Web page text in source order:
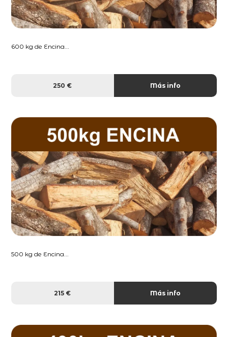
600 kg de Encina...
250 € Más info
500 kg de Encina...
215 € Más info